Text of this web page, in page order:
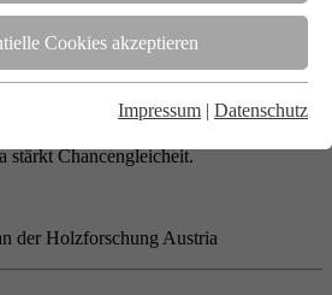
Cookies akzeptieren
Impressum | Datenschutz
ist in unseren Mitarbeiter:innen
stärkt Chancengleicheit.
der Holzforschung Austria